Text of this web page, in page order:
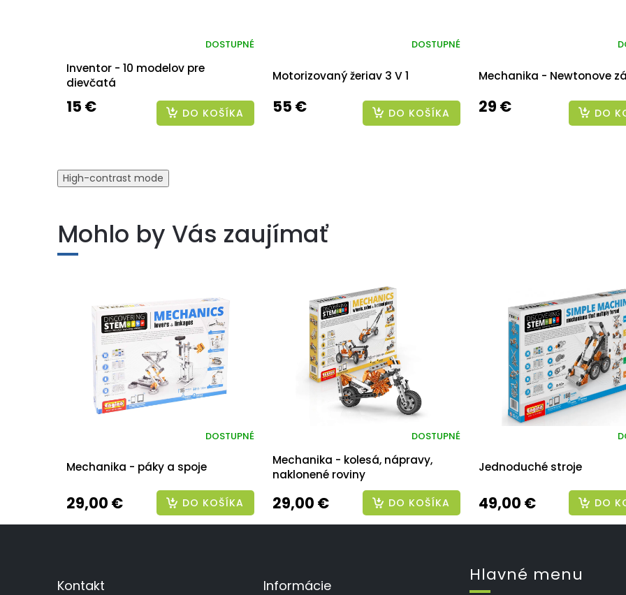
Inventor - 10 modelov pre
dievčatá
DOSTUPNÉ
15 € DO KOŠÍKA
Motorizovaný žeriav 3 V 1
DOSTUPNÉ
55 € DO KOŠÍKA
Mechanika - Newtonove
29 € DO
High-contrast mode
Mohlo by Vás zaujímať
Mechanika - páky a spoje
DOSTUPNÉ
29,00 € DO KOŠÍKA
Mechanika - kolesá, nápravy,
naklonené roviny
DOSTUPNÉ
29,00 € DO KOŠÍKA
Jednoduché stroje
49,00 € DO
Kontakt Informácie
Hlavné menu